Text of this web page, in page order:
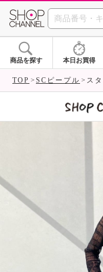
商品を探す 本日お買得
TOP SCピープル ス